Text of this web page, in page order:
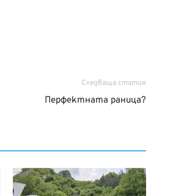
Следваща статия
Перфектната раница?